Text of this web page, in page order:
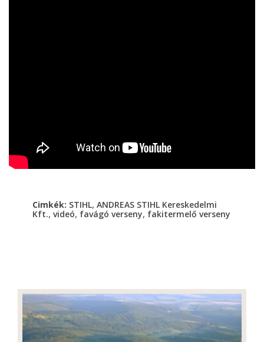
Cimkék: STIHL, ANDREAS STIHL Kereskedelmi
Kft., videó, favágó verseny, fakitermelő verseny